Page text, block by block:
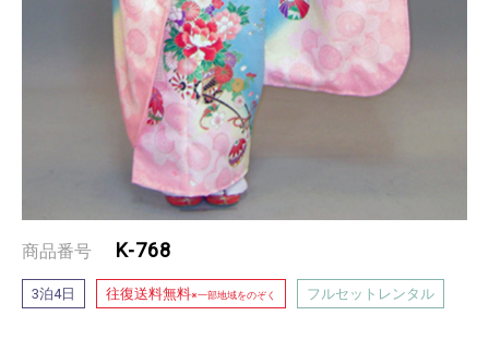
商品番号 K-768
3泊4日 往復送料無料※一部地域をのぞく フルセットレンタル